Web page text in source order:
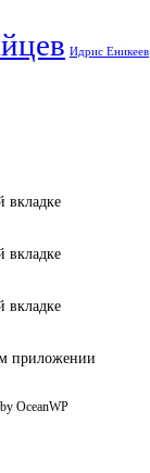
Идрис Еникеев
вкладке
вкладке
вкладке
приложении
OceanWP